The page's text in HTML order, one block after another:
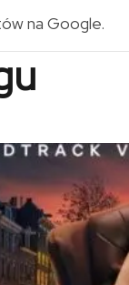
na Google.